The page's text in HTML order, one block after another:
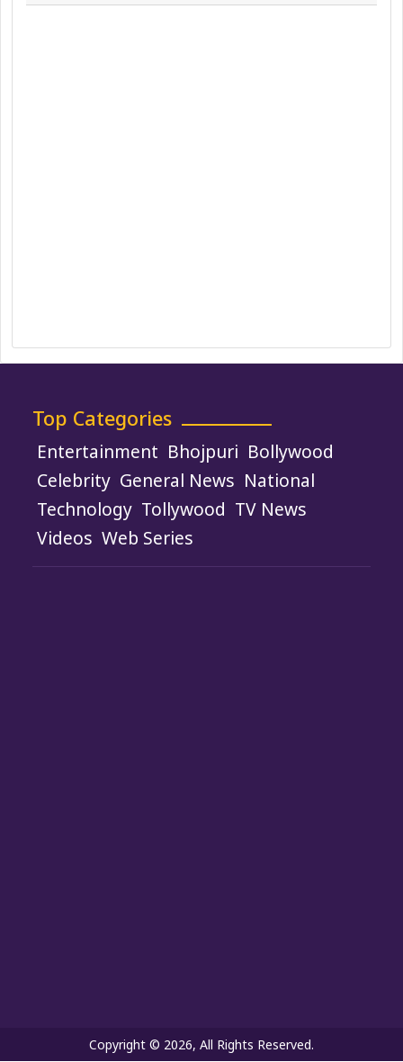
Top Categories
Entertainment Bhojpuri Bollywood
Celebrity General News National
Technology Tollywood TV News
Videos Web Series
Copyright © 2026, All Rights Reserved.